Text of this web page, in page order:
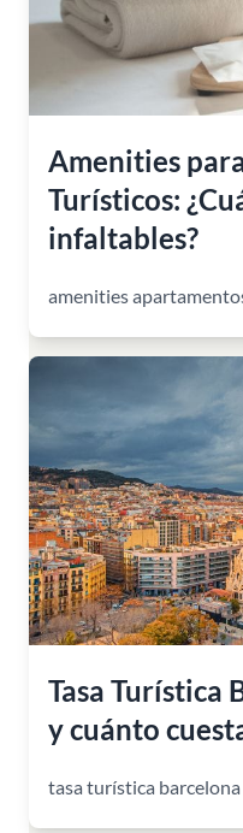
Amenities
Turísticos:
infaltables?
amenities
Tasa Turística
y cuánto
tasa turística barcelona